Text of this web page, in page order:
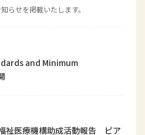
らせを掲載いたします。
and Minimum
祉医療機構助成活動報告 ピア